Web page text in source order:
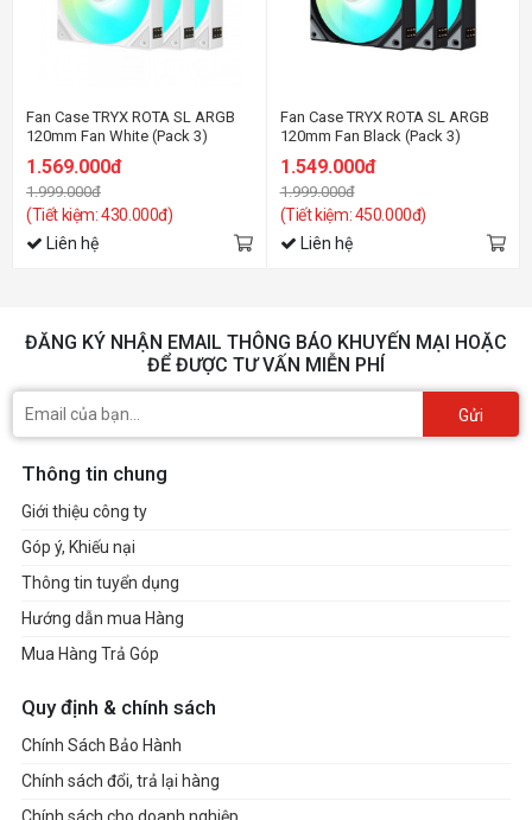
Fan Case TRYX ROTA SL ARGB
120mm Fan White (Pack 3)
1.569.000đ
1.999.000đ
(Tiết kiệm: 430.000đ)
Liên hệ
Fan Case TRYX ROTA SL ARGB
120mm Fan Black (Pack 3)
1.549.000đ
1.999.000đ
(Tiết kiệm: 450.000đ)
Liên hệ
ĐĂNG KÝ NHẬN EMAIL THÔNG BÁO KHUYẾN MẠI HOẶC
ĐỂ ĐƯỢC TƯ VẤN MIỄN PHÍ
Gửi
Thông tin chung
Giới thiệu công ty
Góp ý, Khiếu nại
Thông tin tuyển dụng
Hướng dẫn mua Hàng
Mua Hàng Trả Góp
Quy định & chính sách
Chính Sách Bảo Hành
Chính sách đổi, trả lại hàng